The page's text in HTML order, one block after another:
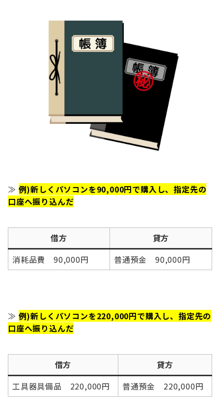
≫ 例)新しくパソコンを90,000円で購入し、指定先の
口座へ振り込んだ
借方
貸方
消耗品費 90,000円
普通預金 90,000円
≫ 例)新しくパソコンを220,000円で購入し、指定先の
口座へ振り込んだ
借方
貸方
工具器具備品 220,000円
普通預金 220,000円